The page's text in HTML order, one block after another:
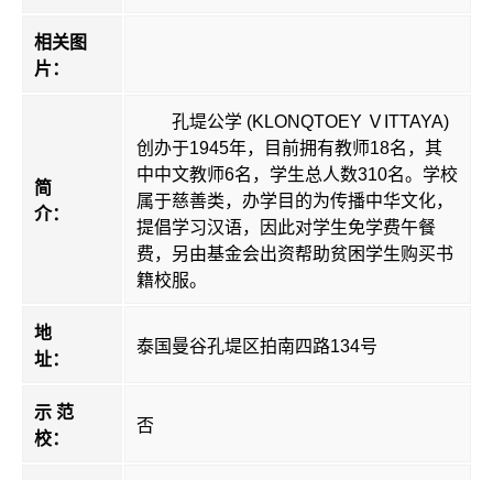
相关图
片：
简
介：
孔堤公学 (KLONQTOEY ＶITTAYA)
创办于1945年，目前拥有教师18名，其
中中文教师6名，学生总人数310名。学校
属于慈善类，办学目的为传播中华文化，
提倡学习汉语，因此对学生免学费午餐
费，另由基金会出资帮助贫困学生购买书
籍校服。
地
址：
泰国曼谷孔堤区拍南四路134号
示 范
校：
否